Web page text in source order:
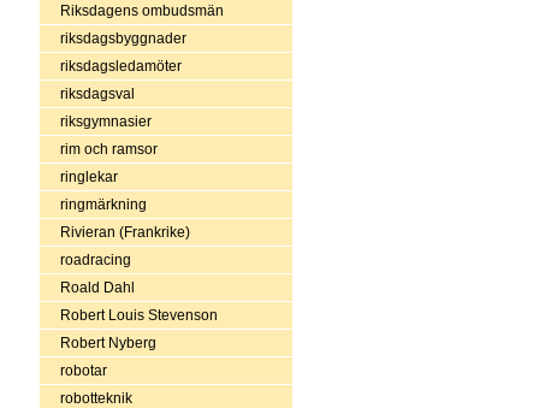
Riksdagens ombudsmän
riksdagsbyggnader
riksdagsledamöter
riksdagsval
riksgymnasier
rim och ramsor
ringlekar
ringmärkning
Rivieran (Frankrike)
roadracing
Roald Dahl
Robert Louis Stevenson
Robert Nyberg
robotar
robotteknik